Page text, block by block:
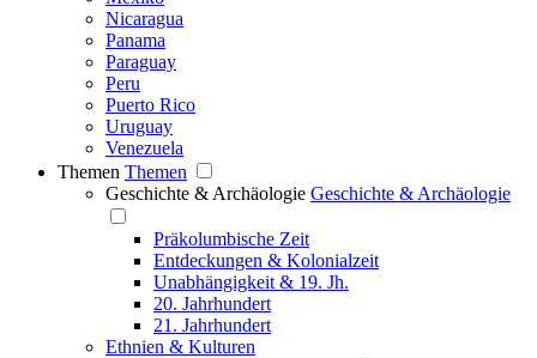
Nicaragua
Panama
Paraguay
Peru
Puerto Rico
Uruguay
Venezuela
Themen Themen
Geschichte & Archäologie Geschichte & Archäologie
Präkolumbische Zeit
Entdeckungen & Kolonialzeit
Unabhängigkeit & 19. Jh.
20. Jahrhundert
21. Jahrhundert
Ethnien & Kulturen